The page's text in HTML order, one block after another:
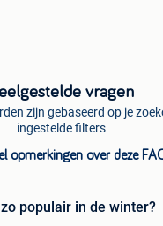
vragen
zijn gebaseerd op je
ingestelde filters
opmerkingen over deze
populair in de winter?